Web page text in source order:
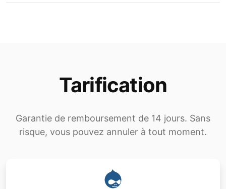
Tarification
Garantie de remboursement de 14 jours. Sans
risque, vous pouvez annuler à tout moment.